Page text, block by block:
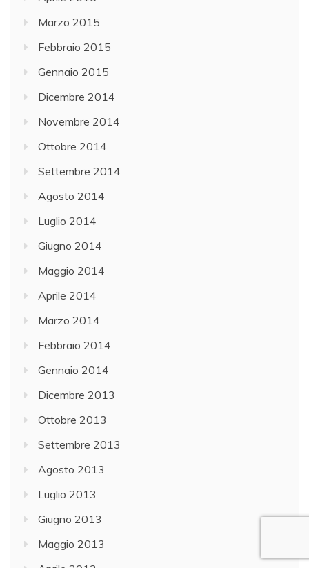
Marzo 2015
Febbraio 2015
Gennaio 2015
Dicembre 2014
Novembre 2014
Ottobre 2014
Settembre 2014
Agosto 2014
Luglio 2014
Giugno 2014
Maggio 2014
Aprile 2014
Marzo 2014
Febbraio 2014
Gennaio 2014
Dicembre 2013
Ottobre 2013
Settembre 2013
Agosto 2013
Luglio 2013
Giugno 2013
Maggio 2013